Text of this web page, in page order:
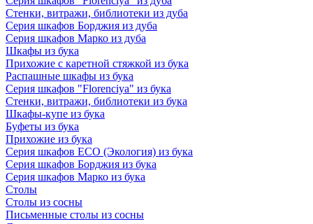
Стенки, витражи, библиотеки из дуба
Серия шкафов Борджия из дуба
Серия шкафов Марко из дуба
Шкафы из бука
Прихожие с каретной стяжкой из бука
Распашные шкафы из бука
Серия шкафов "Florenciya" из бука
Стенки, витражи, библиотеки из бука
Шкафы-купе из бука
Буфеты из бука
Прихожие из бука
Серия шкафов ECO (Экология) из бука
Серия шкафов Борджия из бука
Серия шкафов Марко из бука
Столы
Столы из сосны
Письменные столы из сосны